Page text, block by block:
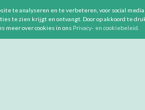
te analyseren en te verbeteren, voor social
te zien krijgt en ontvangt. Door op akkoord te
meer over cookies in ons Privacy- en cookiebeleid